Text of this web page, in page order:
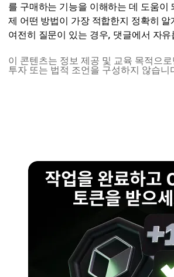
를 구매하는 기능을 이해하는 데 도움이
제 어떤 방법이 가장 적합한지 정확히
여전히 질문이 있는 경우, 댓글에서 자
이 콘텐츠는 정보 제공 및 교육 목적으
투자 또는 법적 조언을 구성하지 않습니